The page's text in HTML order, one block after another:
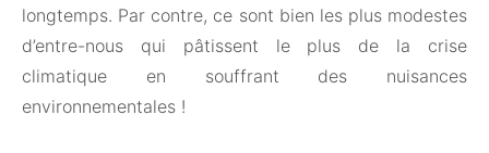
longtemps. Par contre, ce sont bien les plus modestes
d’entre-nous qui pâtissent le plus de la crise
climatique en souffrant des nuisances
environnementales !